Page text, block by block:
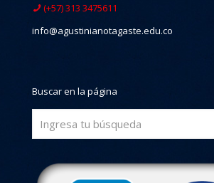
(+57) 313 3475611
info@agustinianotagaste.edu.co
Buscar en la página